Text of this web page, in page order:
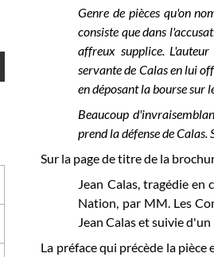
Genre de pièces qu'on
consiste que dans
affreux supplice.
servante de Calas en lui
en déposant la bourse sur
Beaucoup
prend la défense de
Sur la page de titre de la
Jean Calas, tragédie
Nation, par MM. Les
Jean Calas et suivie
La préface qui précède la